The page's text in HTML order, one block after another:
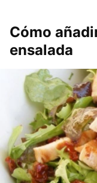
Cómo
ensalada